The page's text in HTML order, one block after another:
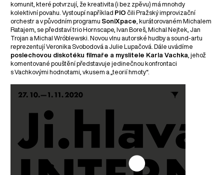
komunit, které potvrzují, že kreativita (i bez zpěvu) má mnohdy
kolektivní povahu. Vystoupí například PIO čili Pražský improvizační
orchestr a v původním programu SoniXpace , kurátorovaném Michalem
Ratajem, se představí trio Hornscape, Ivan Boreš, Michal Nejtek, Jan
Trojan a Michal Wróblewski. Novou vlnu autorské hudby a sound-artu
reprezentují Veronika Svobodová a Julie Lupačová. Dále uvádíme
poslechovou diskotéku filmaře a myslitele Karla Vachka , jehož
komentované pouštění představuje jedinečnou konfrontaci
s Vachkovými hodnotami, vkusem a „teorií hmoty“.